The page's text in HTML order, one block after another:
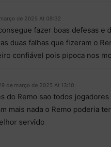
de 2025 At 08:32
fazer boas defesas e
duas falhas que fizeram o
confiável pois pipoca nos
de março de 2025 At 13:10
do Remo sao todos
mais nada o Remo poderia
servido